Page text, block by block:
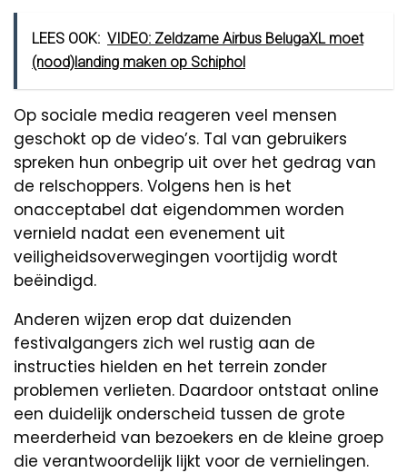
LEES OOK: VIDEO: Zeldzame Airbus BelugaXL moet
(nood)landing maken op Schiphol
Op sociale media reageren veel mensen
geschokt op de video’s. Tal van gebruikers
spreken hun onbegrip uit over het gedrag van
de relschoppers. Volgens hen is het
onacceptabel dat eigendommen worden
vernield nadat een evenement uit
veiligheidsoverwegingen voortijdig wordt
beëindigd.
Anderen wijzen erop dat duizenden
festivalgangers zich wel rustig aan de
instructies hielden en het terrein zonder
problemen verlieten. Daardoor ontstaat online
een duidelijk onderscheid tussen de grote
meerderheid van bezoekers en de kleine groep
die verantwoordelijk lijkt voor de vernielingen.